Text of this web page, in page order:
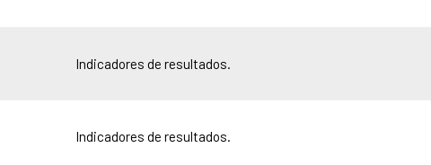
Indicadores de resultados.
Indicadores de resultados.